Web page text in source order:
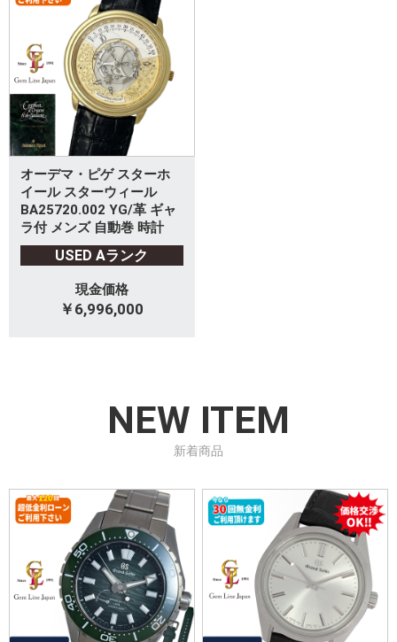
オーデマ・ピゲ スターホ
イール スターウィール
BA25720.002 YG/革 ギャ
ラ付 メンズ 自動巻 時計
USED Aランク
現金価格
￥6,996,000
NEW ITEM
新着商品